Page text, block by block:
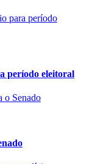
período eleitoral